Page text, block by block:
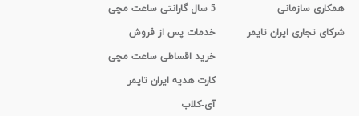
همکاری سازمانی
شرکای تجاری ایران تایمر
5 سال گارانتی ساعت مچی
خدمات پس از فروش
خرید اقساطی ساعت مچی
کارت هدیه ایران تایمر
آی-کلاب